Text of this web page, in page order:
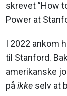
skrevet ”How
Power at
I 2022 ankom
til Stanford.
amerikanske
påikke selv at